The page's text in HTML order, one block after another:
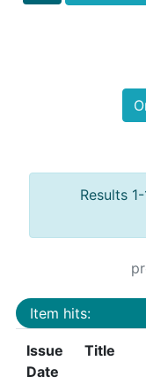
Results
Item hits:
Issue
Date
Title